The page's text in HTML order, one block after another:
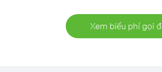
Xem biểu phí gọi